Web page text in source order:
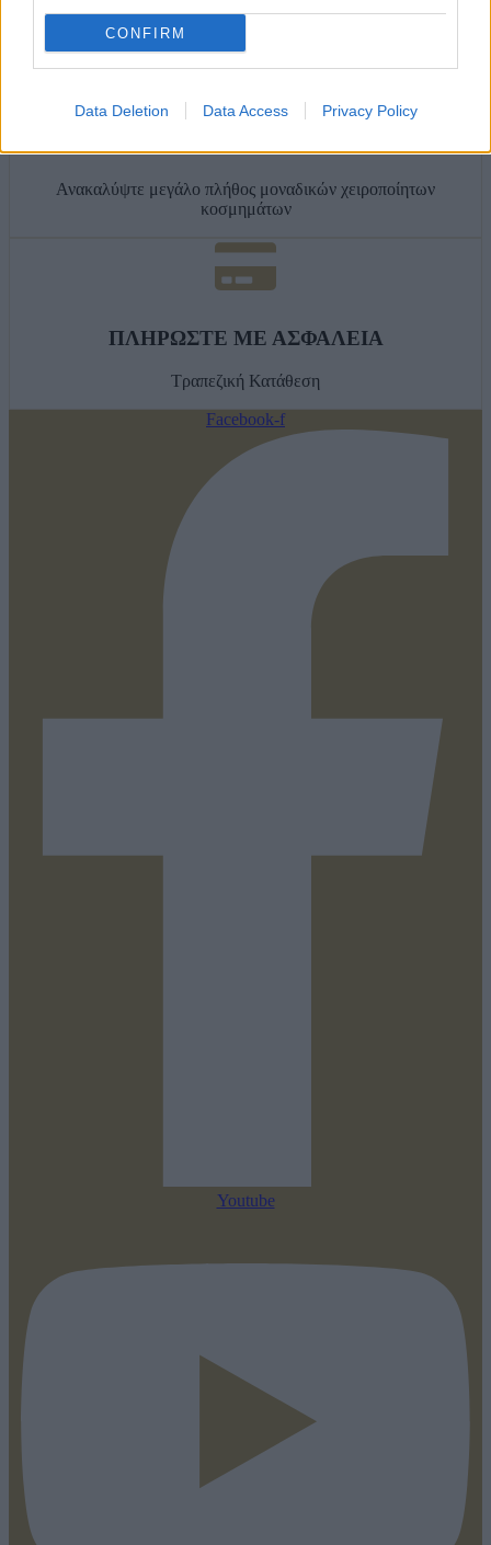
CONFIRM
Data Deletion Data Access Privacy Policy
Δευτέρα έως Σάββατο
ΧΕΙΡΟΠΟΙΗΤΑ ΚΟΣΜΗΜΑΤΑ
Ανακαλύψτε μεγάλο πλήθος μοναδικών χειροποίητων
κοσμημάτων
ΠΛΗΡΩΣΤΕ ΜΕ ΑΣΦΑΛΕΙΑ
Τραπεζική Κατάθεση
Facebook-f
Youtube